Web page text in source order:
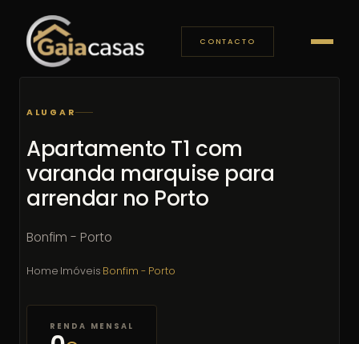
CONTACTO
ALUGAR
Apartamento T1 com
varanda marquise para
arrendar no Porto
Bonfim - Porto
Home·Imóveis·Bonfim - Porto
RENDA MENSAL